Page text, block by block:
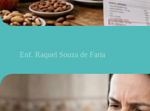
Enf. Raquel Souza de Faria